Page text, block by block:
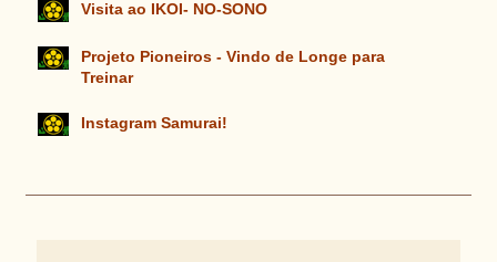
Visita ao IKOI- NO-SONO
Projeto Pioneiros - Vindo de Longe para
Treinar
Instagram Samurai!